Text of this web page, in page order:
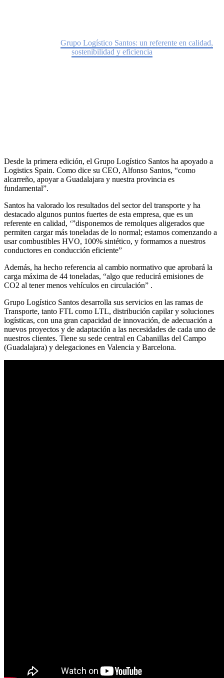
Grupo Logístico Santos: un referente en calidad,
sostenibilidad y eficiencia
Desde la primera edición, el Grupo Logístico Santos ha apoyado a
Logistics Spain. Como dice su CEO, Alfonso Santos, “como
alcarreño, apoyar a Guadalajara y nuestra provincia es
fundamental”.
Santos ha valorado los resultados del sector del transporte y ha
destacado algunos puntos fuertes de esta empresa, que es un
referente en calidad, ‘”disponemos de remolques aligerados que
permiten cargar más toneladas de lo normal; estamos comenzando a
usar combustibles HVO, 100% sintético, y formamos a nuestros
conductores en conducción eficiente”
Además, ha hecho referencia al cambio normativo que aprobará la
carga máxima de 44 toneladas, “algo que reducirá emisiones de
CO2 al tener menos vehículos en circulación” .
Grupo Logístico Santos desarrolla sus servicios en las ramas de
Transporte, tanto FTL como LTL, distribución capilar y soluciones
logísticas, con una gran capacidad de innovación, de adecuación a
nuevos proyectos y de adaptación a las necesidades de cada uno de
nuestros clientes. Tiene su sede central en Cabanillas del Campo
(Guadalajara) y delegaciones en Valencia y Barcelona.